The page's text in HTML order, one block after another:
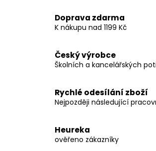
Doprava zdarma
K nákupu nad 1199 Kč
Český výrobce
Školních a kancelářských
Rychlé odesílání zboží
Nejpozději následující
Heureka
ověřeno zákazníky